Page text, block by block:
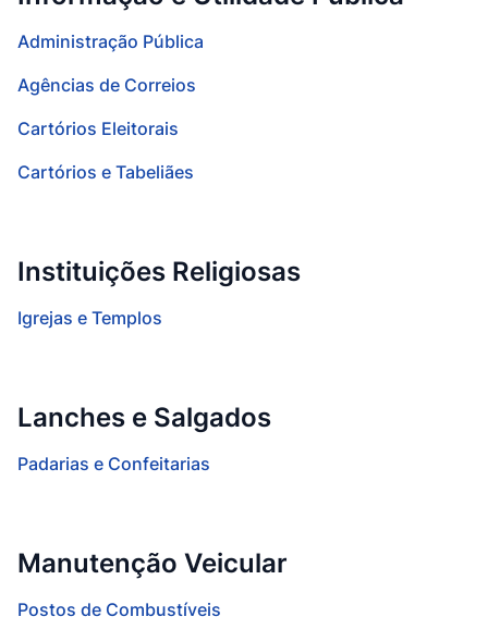
Administração Pública
Agências de Correios
Cartórios Eleitorais
Cartórios e Tabeliães
Instituições Religiosas
Igrejas e Templos
Lanches e Salgados
Padarias e Confeitarias
Manutenção Veicular
Postos de Combustíveis